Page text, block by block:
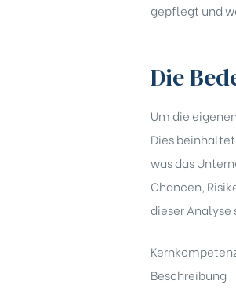
gepflegt und
Die
Um die
Dies
was das
Chancen,
dieser
Beschreibung